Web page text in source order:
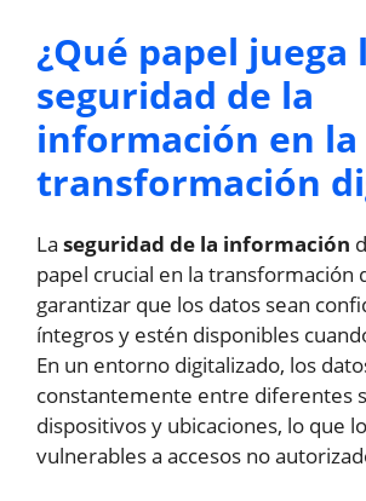
¿Qué papel juega
seguridad de la
información en la
transformación
La seguridad de la información
papel crucial en la transformación
garantizar que los datos sean
íntegros y estén disponibles
En un entorno digitalizado, los
constantemente entre diferentes
dispositivos y ubicaciones, lo que
vulnerables a accesos no